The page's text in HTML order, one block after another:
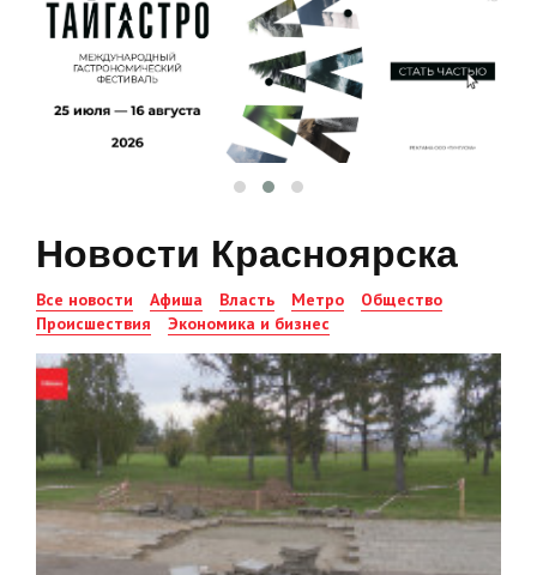
Новости Красноярска
Все новости Афиша Власть Метро
Общество
Происшествия
Экономика и бизнес